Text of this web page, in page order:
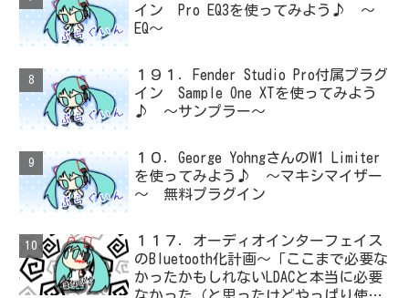
イン Pro EQ3を使ってみよう♪ ～
EQ～
１９１．Fender Studio Pro付属プラグ
イン Sample One XTを使ってみよう
♪ ～サンプラー～
１０．George YohngさんのW1 Limiter
を使ってみよう♪ ～マキシマイザー
～ 無料プラグイン
１１７．オーディオインターフェイス
のBluetooth化計画～「ここまで必要な
かったかもしれないLDACと本当に必要
なかった（と思ったけどやっぱり使っ